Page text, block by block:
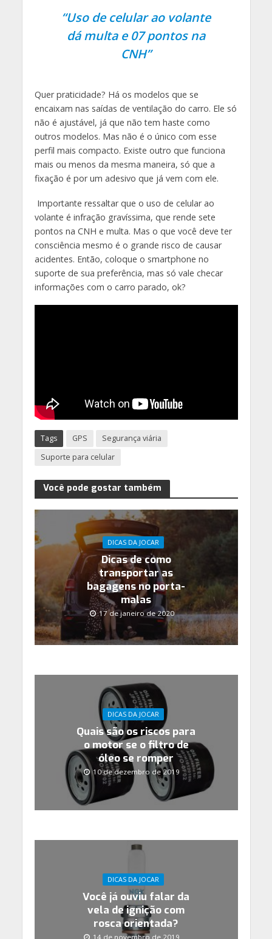
“Uso de celular ao volante
dá multa e 07 pontos na
CNH”
Quer praticidade? Há os modelos que se
encaixam nas saídas de ventilação do carro. Ele só
não é ajustável, já que não tem haste como
outros modelos. Mas não é o único com esse
perfil mais compacto. Existe outro que funciona
mais ou menos da mesma maneira, só que a
fixação é por um adesivo que já vem com ele.
Importante ressaltar que o uso de celular ao
volante é infração gravíssima, que rende sete
pontos na CNH e multa. Mas o que você deve ter
consciência mesmo é o grande risco de causar
acidentes. Então, coloque o smartphone no
suporte de sua preferência, mas só vale checar
informações com o carro parado, ok?
Tags GPS
Segurança viária
Suporte para celular
Você pode gostar também
DICAS DA JOCAR
Dicas de como
transportar as
bagagens no porta-
malas
17 de janeiro de 2020
DICAS DA JOCAR
Quais são os riscos para
o motor se o filtro de
óleo se romper
10 de dezembro de 2019
DICAS DA JOCAR
Você já ouviu falar da
vela de ignição com
rosca orientada?
14 de novembro de 2019